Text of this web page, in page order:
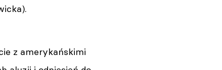
z amerykańskimi